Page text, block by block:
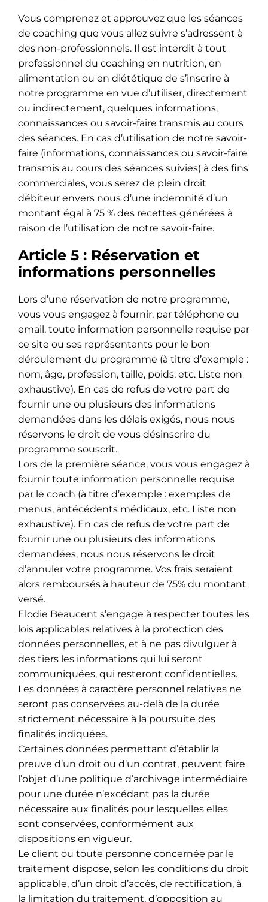
Vous comprenez et approuvez que les séances
de coaching que vous allez suivre s’adressent à
des non-professionnels. Il est interdit à tout
professionnel du coaching en nutrition, en
alimentation ou en diététique de s’inscrire à
notre programme en vue d’utiliser, directement
ou indirectement, quelques informations,
connaissances ou savoir-faire transmis au cours
des séances. En cas d’utilisation de notre savoir-
faire (informations, connaissances ou savoir-faire
transmis au cours des séances suivies) à des fins
commerciales, vous serez de plein droit
débiteur envers nous d’une indemnité d’un
montant égal à 75 % des recettes générées à
raison de l’utilisation de notre savoir-faire.
Article 5 : Réservation et
informations personnelles
Lors d’une réservation de notre programme,
vous vous engagez à fournir, par téléphone ou
email, toute information personnelle requise par
ce site ou ses représentants pour le bon
déroulement du programme (à titre d’exemple :
nom, âge, profession, taille, poids, etc. Liste non
exhaustive). En cas de refus de votre part de
fournir une ou plusieurs des informations
demandées dans les délais exigés, nous nous
réservons le droit de vous désinscrire du
programme souscrit.
Lors de la première séance, vous vous engagez à
fournir toute information personnelle requise
par le coach (à titre d’exemple : exemples de
menus, antécédents médicaux, etc. Liste non
exhaustive). En cas de refus de votre part de
fournir une ou plusieurs des informations
demandées, nous nous réservons le droit
d’annuler votre programme. Vos frais seraient
alors remboursés à hauteur de 75% du montant
versé.
Elodie Beaucent s’engage à respecter toutes les
lois applicables relatives à la protection des
données personnelles, et à ne pas divulguer à
des tiers les informations qui lui seront
communiquées, qui resteront confidentielles.
Les données à caractère personnel relatives ne
seront pas conservées au-delà de la durée
strictement nécessaire à la poursuite des
finalités indiquées.
Certaines données permettant d’établir la
preuve d’un droit ou d’un contrat, peuvent faire
l’objet d’une politique d’archivage intermédiaire
pour une durée n’excédant pas la durée
nécessaire aux finalités pour lesquelles elles
sont conservées, conformément aux
dispositions en vigueur.
Le client ou toute personne concernée par le
traitement dispose, selon les conditions du droit
applicable, d’un droit d’accès, de rectification, à
la limitation du traitement, d’opposition au